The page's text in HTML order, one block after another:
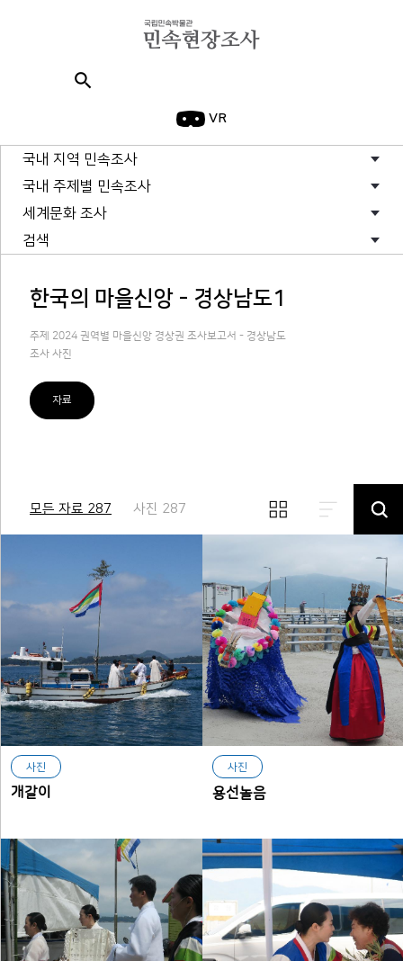
search
VR
국내 지역 민속조사
국내 주제별 민속조사
세계문화 조사
검색
한국의 마을신앙 - 경상남도1
주제 2024 권역별 마을신앙 경상권 조사보고서 - 경상남도
조사 사진
자료
모든 자료 287 사진 287
사진
개갈이
사진
용선놀음